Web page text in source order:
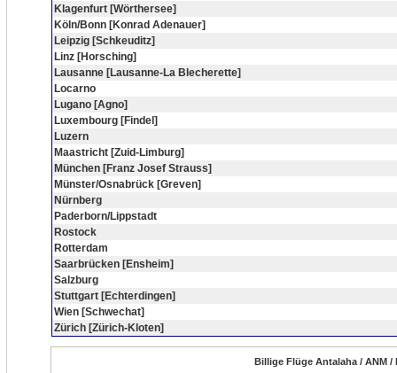
Klagenfurt [Wörthersee]
Köln/Bonn [Konrad Adenauer]
Leipzig [Schkeuditz]
Linz [Horsching]
Lausanne [Lausanne-La Blecherette]
Locarno
Lugano [Agno]
Luxembourg [Findel]
Luzern
Maastricht [Zuid-Limburg]
München [Franz Josef Strauss]
Münster/Osnabrück [Greven]
Nürnberg
Paderborn/Lippstadt
Rostock
Rotterdam
Saarbrücken [Ensheim]
Salzburg
Stuttgart [Echterdingen]
Wien [Schwechat]
Zürich [Zürich-Kloten]
Billige Flüge Antalaha / ANM